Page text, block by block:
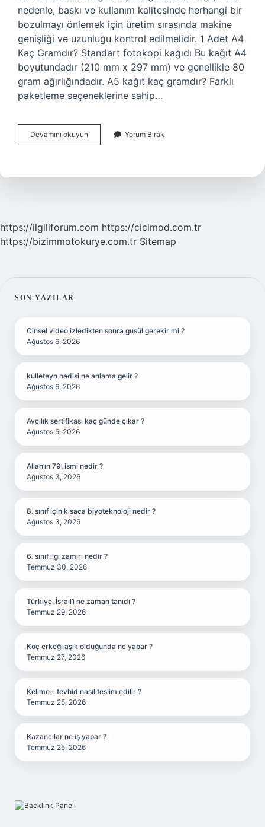
nedenle, baskı ve kullanım kalitesinde herhangi bir
bozulmayı önlemek için üretim sırasında makine
genişliği ve uzunluğu kontrol edilmelidir. 1 Adet A4
Kaç Gramdır? Standart fotokopi kağıdı Bu kağıt A4
boyutundadır (210 mm x 297 mm) ve genellikle 80
gram ağırlığındadır. A5 kağıt kaç gramdır? Farklı
paketleme seçeneklerine sahip…
Devamını okuyun
Gramajlı
Yorum Bırak
https://ilgiliforum.com https://cicimod.com.tr
https://bizimmotokurye.com.tr Sitemap
SIDEBAR
SON YAZILAR
Cinsel video izledikten sonra gusül gerekir mi ?
Ağustos 6, 2026
kulleteyn hadisi ne anlama gelir ?
Ağustos 6, 2026
Avcılık sertifikası kaç günde çıkar ?
Ağustos 5, 2026
Allah’ın 79. ismi nedir ?
Ağustos 3, 2026
8. sınıf için kısaca biyoteknoloji nedir ?
Ağustos 3, 2026
6. sınıf ilgi zamiri nedir ?
Temmuz 30, 2026
Türkiye, İsrail’i ne zaman tanıdı ?
Temmuz 29, 2026
Koç erkeği aşık olduğunda ne yapar ?
Temmuz 27, 2026
Kelime-i tevhid nasıl teslim edilir ?
Temmuz 25, 2026
Kazancılar ne iş yapar ?
Temmuz 25, 2026